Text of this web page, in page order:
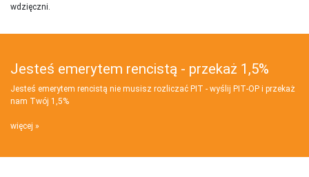
wdzięczni.
Jesteś emerytem rencistą - przekaż 1,5%
Jesteś emerytem rencistą nie musisz rozliczać PIT - wyślij PIT‑OP i przekaż
nam Twój 1,5%
więcej